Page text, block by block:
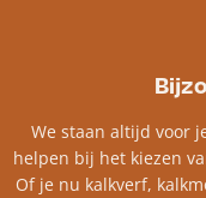
We staan altijd voor
helpen bij het kiezen
Of je nu kalkverf,